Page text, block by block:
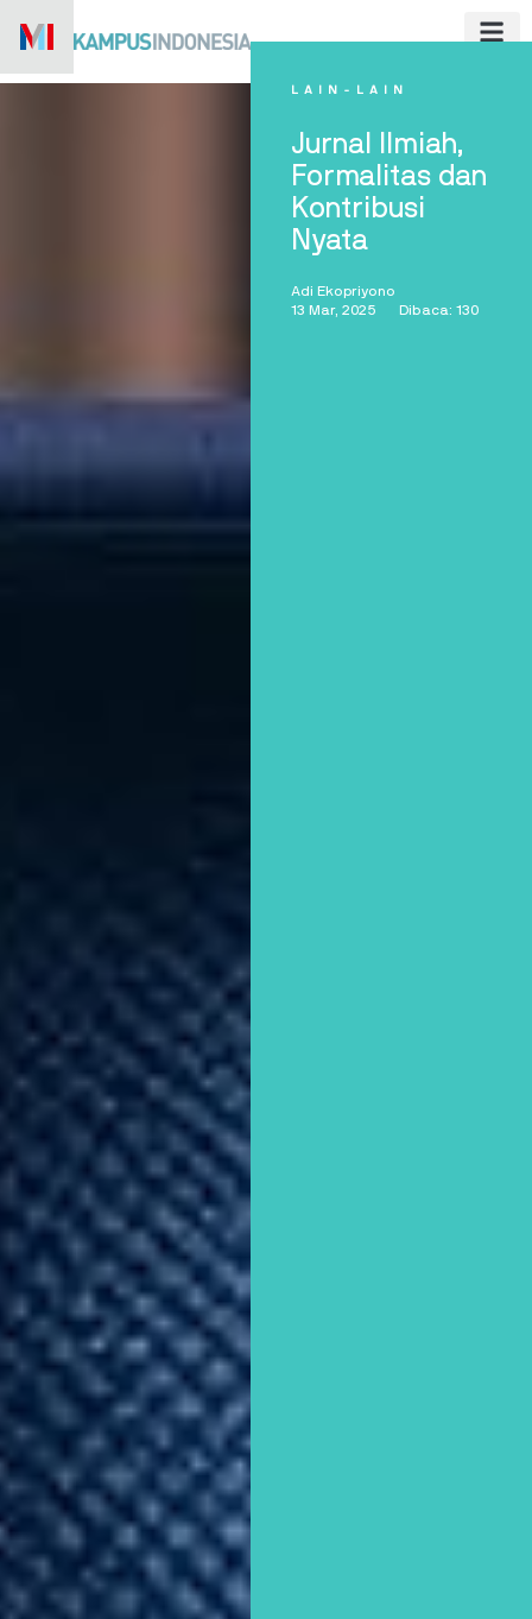
LAIN-LAIN
Jurnal Ilmiah,
Formalitas dan
Kontribusi
Nyata
Adi Ekopriyono
13 Mar, 2025
Dibaca: 130